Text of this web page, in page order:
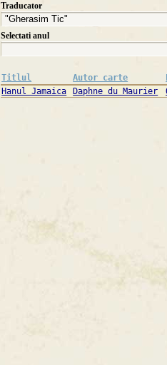
Traducator
Selectati anul
Titlul Autor carte
Hanul Jamaica
Daphne du Maurier